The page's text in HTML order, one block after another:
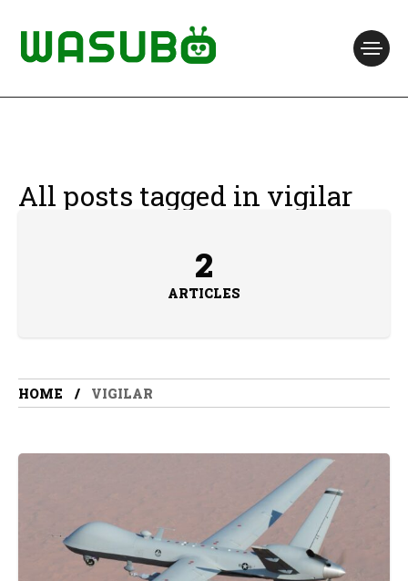
All posts tagged in vigilar
2
ARTICLES
HOME VIGILAR